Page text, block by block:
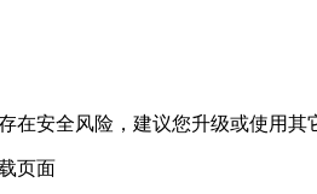
在安全风险，建议您升级或使用其
页面